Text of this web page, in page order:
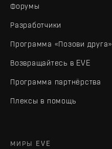
Форумы
Разработчики
Программа «Позови друга»
Возвращайтесь в EVE
Программа партнёрства
Плексы в помощь
МИРЫ EVE